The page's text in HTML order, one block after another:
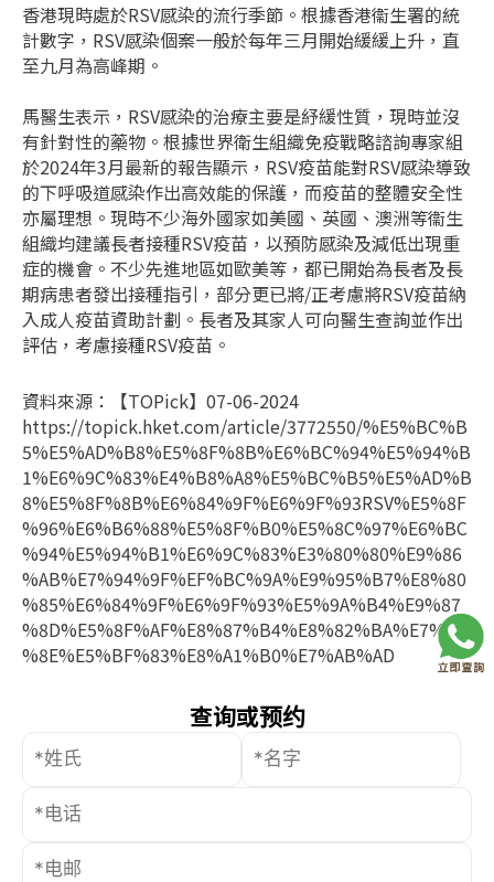
香港現時處於RSV感染的流行季節。根據香港衞生署的統
計數字，RSV感染個案一般於每年三月開始緩緩上升，直
至九月為高峰期。
馬醫生表示，RSV感染的治療主要是紓緩性質，現時並沒
有針對性的藥物。根據世界衛生組織免疫戰略諮詢專家組
於2024年3月最新的報告顯示，RSV疫苗能對RSV感染導致
的下呼吸道感染作出高效能的保護，而疫苗的整體安全性
亦屬理想。現時不少海外國家如美國、英國、澳洲等衞生
組織均建議長者接種RSV疫苗，以預防感染及減低出現重
症的機會。不少先進地區如歐美等，都已開始為長者及長
期病患者發出接種指引，部分更已將/正考慮將RSV疫苗納
入成人疫苗資助計劃。長者及其家人可向醫生查詢並作出
評估，考慮接種RSV疫苗。
資料來源：【TOPick】07-06-2024
https://topick.hket.com/article/3772550/%E5%BC%B
5%E5%AD%B8%E5%8F%8B%E6%BC%94%E5%94%B
1%E6%9C%83%E4%B8%A8%E5%BC%B5%E5%AD%B
8%E5%8F%8B%E6%84%9F%E6%9F%93RSV%E5%8F
%96%E6%B6%88%E5%8F%B0%E5%8C%97%E6%BC
%94%E5%94%B1%E6%9C%83%E3%80%80%E9%86
%AB%E7%94%9F%EF%BC%9A%E9%95%B7%E8%80
%85%E6%84%9F%E6%9F%93%E5%9A%B4%E9%87
%8D%E5%8F%AF%E8%87%B4%E8%82%BA%E7%82
%8E%E5%BF%83%E8%A1%B0%E7%AB%AD
查询或预约